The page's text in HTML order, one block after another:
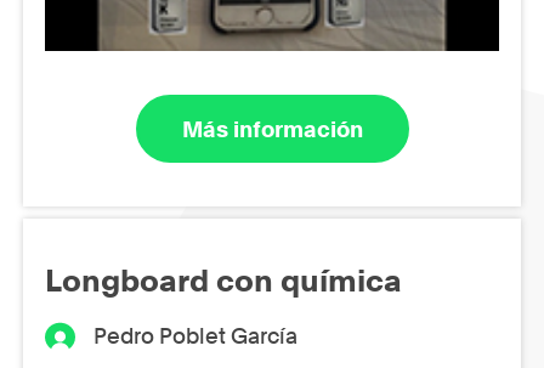
Más información
Longboard con química
Pedro Poblet García